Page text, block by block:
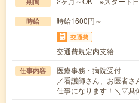
時給 時給1600円～
交通費
交通費規定内支給
仕事内容
医療事務・病院受付
／看護師さん、お医者さ
仕事になります！＼▽